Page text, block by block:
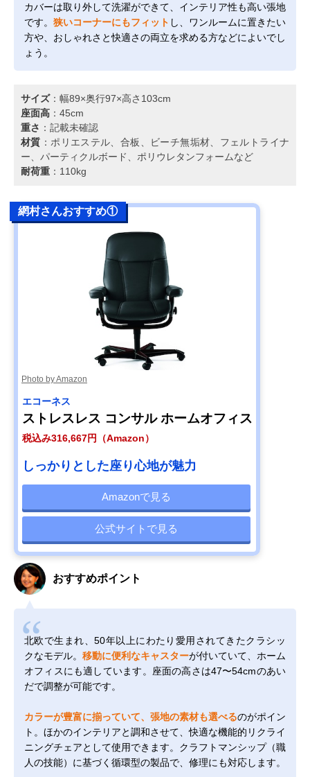
カバーは取り外して洗濯ができて、インテリア性も高い張地
です。 狭いコーナーにもフィット し、ワンルームに置きたい
方や、おしゃれさと快適さの両立を求める方などによいでし
ょう。
サイズ：幅89×奥行97×高さ103cm
座面高 ：45cm
重さ ：記載未確認
材質 ：ポリエステル、合板、ビーチ無垢材、フェルトライナ
ー、パーティクルボード、ポリウレタンフォームなど
耐荷重 ：110kg
網村さんおすすめ①
Photo by Amazon
エコーネス
ストレスレス コンサル ホームオフィス
税込み316,667円（Amazon）
しっかりとした座り心地が魅力
Amazonで見る
公式サイトで見る
おすすめポイント
北欧で生まれ、50年以上にわたり愛用されてきたクラシッ
クなモデル。 移動に便利なキャスターが付いていて、ホーム
オフィスにも適しています。座面の高さは47〜54cmのあい
だで調整が可能です。
カラーが豊富に揃っていて、張地の素材も選べるのがポイン
ト。ほかのインテリアと調和させて、快適な機能的リクライ
ニングチェアとして使用できます。クラフトマンシップ（職
人の技能）に基づく循環型の製品で、修理にも対応します。